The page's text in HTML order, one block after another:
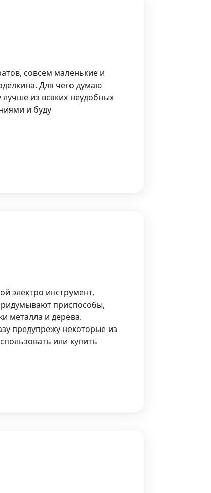
совсем маленькие и
Для чего думаю
из всяких неудобных
и буду
электро инструмент,
приспособы,
металла и дерева.
предупрежу некоторые из
или купить